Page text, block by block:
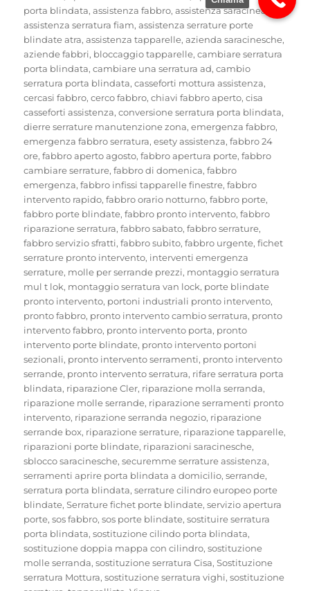
porta blindata,assistenza fabbro,assistenza saracineache,
assistenza serratura fiam,assistenza serrature porte
blindate atra,assistenza tapparelle,azienda saracinesche,
aziende fabbri, bloccaggio tapparelle,cambiare serratura
porta blindata,cambiare una serratura ad,cambio
serratura porta blindata,casseforti mottura assistenza,
cercasi fabbro,cerco fabbro,chiavi fabbro aperto,cisa
casseforti assistenza,conversione serratura porta blindata,
dierre serrature manutenzione zona,emergenza fabbro,
emergenza fabbro serratura,esety assistenza,fabbro 24
ore,fabbro aperto agosto,fabbro apertura porte,fabbro
cambiare serrature,fabbro di domenica,fabbro
emergenza,fabbro infissi tapparelle finestre,fabbro
intervento rapido,fabbro orario notturno,fabbro porte,
fabbro porte blindate,fabbro pronto intervento,fabbro
riparazione serratura,fabbro sabato,fabbro serrature,
fabbro servizio sfratti,fabbro subito,fabbro urgente,fichet
serrature pronto intervento, interventi emergenza
serrature, molle per serrande prezzi, montaggio serratura
mul t lok, montaggio serratura van lock, porte blindate
pronto intervento, portoni industriali pronto intervento,
pronto fabbro, pronto intervento cambio serratura, pronto
intervento fabbro, pronto intervento porta, pronto
intervento porte blindate, pronto intervento portoni
sezionali, pronto intervento serramenti, pronto intervento
serrande, pronto intervento serratura, rifare serratura porta
blindata, riparazione Cler, riparazione molla serranda,
riparazione molle serrande, riparazione serramenti pronto
intervento, riparazione serranda negozio, riparazione
serrande box, riparazione serrature, riparazione tapparelle,
riparazioni porte blindate, riparazioni saracinesche,
sblocco saracinesche,securemme serrature assistenza,
serramenti aprire porta blindata a domicilio,serrande,
serratura porta blindata,serrature cilindro europeo porte
blindate,Serrature fichet porte blindate,servizio apertura
porte,sos fabbro,sos porte blindate,sostituire serratura
porta blindata,sostituzione cilindo porta blindata,
sostituzione doppia mappa con cilindro,sostituzione
molle serranda,sostituzione serratura Cisa,Sostituzione
serratura Mottura,sostituzione serratura vighi,sostituzione